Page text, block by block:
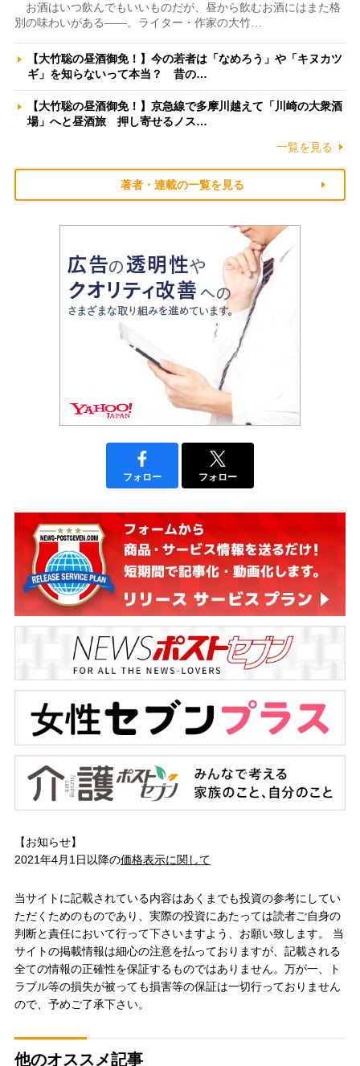
お酒はいつ飲んでもいいものだが、昼から飲むお酒にはまた格
別の味わいがある――。ライター・作家の大竹…
【大竹聡の昼酒御免！】今の若者は「なめろう」や「キヌカツ
ギ」を知らないって本当？ 昔の…
【大竹聡の昼酒御免！】京急線で多摩川越えて「川崎の大衆酒
場」へと昼酒旅 押し寄せるノス…
一覧を見る
著者・連載の一覧を見る
フォロー フォロー
【お知らせ】
2021年4月1日以降の価格表示に関して
当サイトに記載されている内容はあくまでも投資の参考にしてい
ただくためのものであり、実際の投資にあたっては読者ご自身の
判断と責任において行って下さいますよう、お願い致します。 当
サイトの掲載情報は細心の注意を払っておりますが、記載される
全ての情報の正確性を保証するものではありません。万が一、ト
ラブル等の損失が被っても損害等の保証は一切行っておりません
ので、予めご了承下さい。
他のオススメ記事